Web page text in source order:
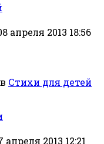
апреля 2013 18:56
Стихи для детей
2013 12:21